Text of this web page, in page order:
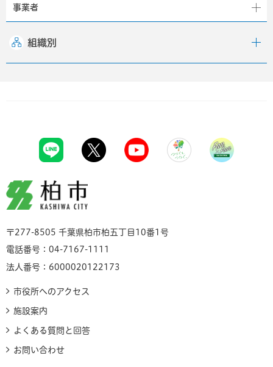
事業者
組織別
柏市
〒277-8505 千葉県柏市柏五丁目10番1号
電話番号：04-7167-1111
法人番号：6000020122173
市役所へのアクセス
施設案内
よくある質問と回答
お問い合わせ